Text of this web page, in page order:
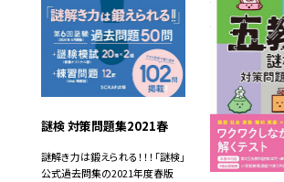
謎検 対策問題集2021春
謎解き力は鍛えられる！！！「謎検」
公式過去問集の2021年度春版